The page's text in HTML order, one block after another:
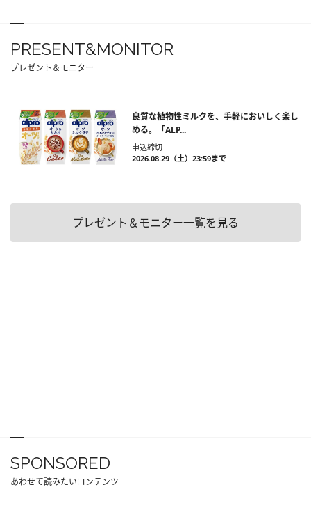
PRESENT&MONITOR
プレゼント＆モニター
良質な植物性ミルクを、手軽においしく楽し
める。「ALP...
申込締切
2026.08.29（土）23:59まで
プレゼント＆モニター一覧を見る
SPONSORED
あわせて読みたいコンテンツ